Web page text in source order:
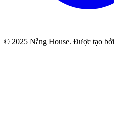
© 2025 Nắng House. Được tạo bởi